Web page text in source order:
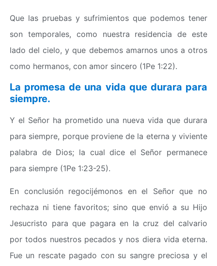
Que las pruebas y sufrimientos que podemos tener
son temporales, como nuestra residencia de este
lado del cielo, y que debemos amarnos unos a otros
como hermanos, con amor sincero (1Pe 1:22).
La promesa de una vida que durara para
siempre.
Y el Señor ha prometido una nueva vida que durara
para siempre, porque proviene de la eterna y viviente
palabra de Dios; la cual dice el Señor permanece
para siempre (1Pe 1:23-25).
En conclusión regocijémonos en el Señor que no
rechaza ni tiene favoritos; sino que envió a su Hijo
Jesucristo para que pagara en la cruz del calvario
por todos nuestros pecados y nos diera vida eterna.
Fue un rescate pagado con su sangre preciosa y el